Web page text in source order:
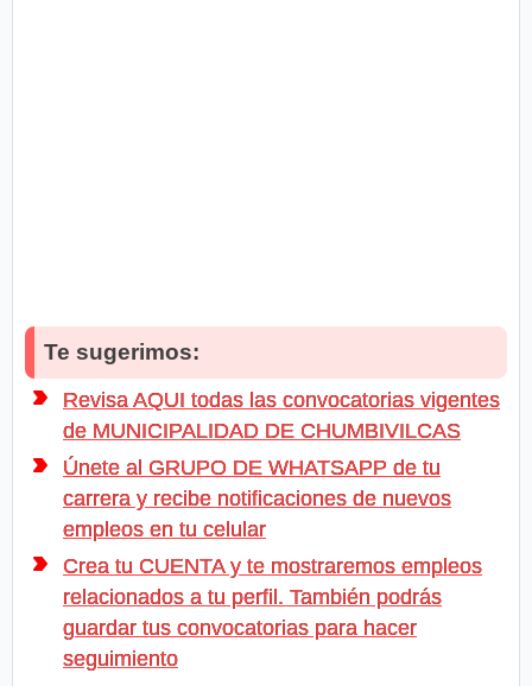
Te sugerimos:
Revisa AQUI todas las convocatorias vigentes
de MUNICIPALIDAD DE CHUMBIVILCAS
Únete al GRUPO DE WHATSAPP de tu
carrera y recibe notificaciones de nuevos
empleos en tu celular
Crea tu CUENTA y te mostraremos empleos
relacionados a tu perfil. También podrás
guardar tus convocatorias para hacer
seguimiento